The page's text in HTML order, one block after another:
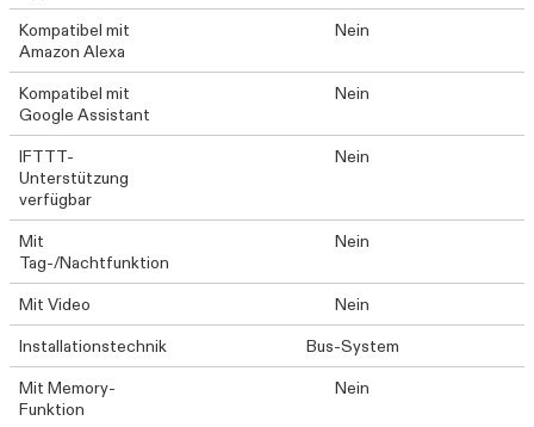
Kompatibel mit
Amazon Alexa
Nein
Kompatibel mit
Google Assistant
Nein
IFTTT-
Unterstützung
verfügbar
Nein
Mit
Tag-/Nachtfunktion
Nein
Mit Video
Nein
Installationstechnik
Bus-System
Mit Memory-
Funktion
Nein